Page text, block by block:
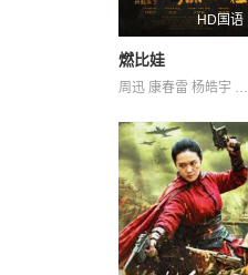
HD国语
燃比娃
周迅 康春雷 杨皓宇 贝伊勒